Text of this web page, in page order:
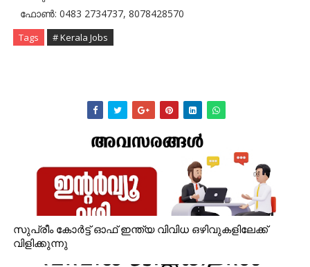
ഫോണ്‍: 0483 2734737, 8078428570
Tags # Kerala Jobs
സുപ്രീം കോർട്ട് ഓഫ് ഇന്ത്യ വിവിധ ഒഴിവുകളിലേക്ക്
വിളിക്കുന്നു